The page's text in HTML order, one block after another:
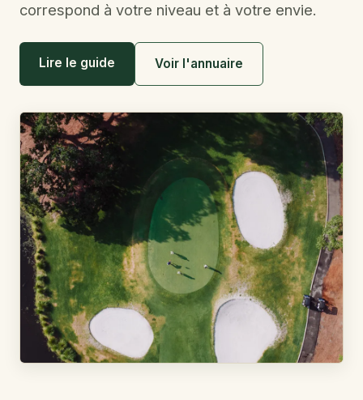
correspond à votre niveau et à votre envie.
Lire le guide Voir l'annuaire